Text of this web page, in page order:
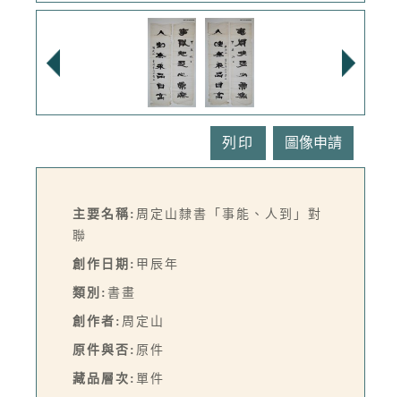
列印
主要名稱: 周定山隸書「事能、人到」對
聯
創作日期: 甲辰年
類別: 書畫
創作者: 周定山
原件與否: 原件
藏品層次: 單件